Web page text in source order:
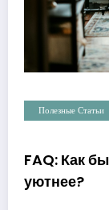
Полезные Статьи
FAQ: Как
уютнее?